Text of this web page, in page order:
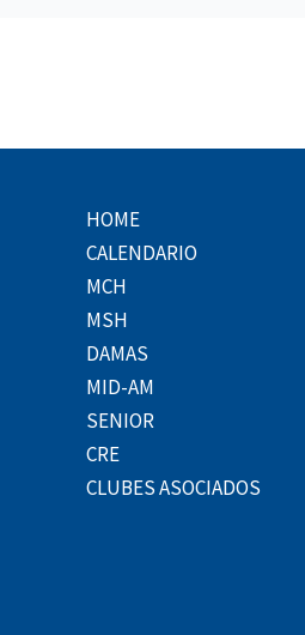
HOME
CALENDARIO
MCH
MSH
DAMAS
MID-AM
SENIOR
CRE
CLUBES ASOCIADOS